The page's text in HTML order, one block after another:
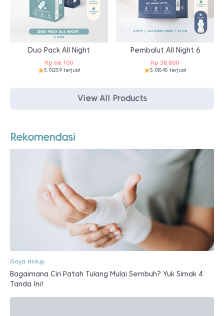
Duo Pack All Night
Rp 66.100
5.0|259 terjual
Pembalut All Night 6
Rp 38.800
5.0|545 terjual
View All Products
Rekomendasi
Gaya Hidup
Bagaimana Ciri Patah Tulang Mulai Sembuh? Yuk Simak 4
Tanda Ini!